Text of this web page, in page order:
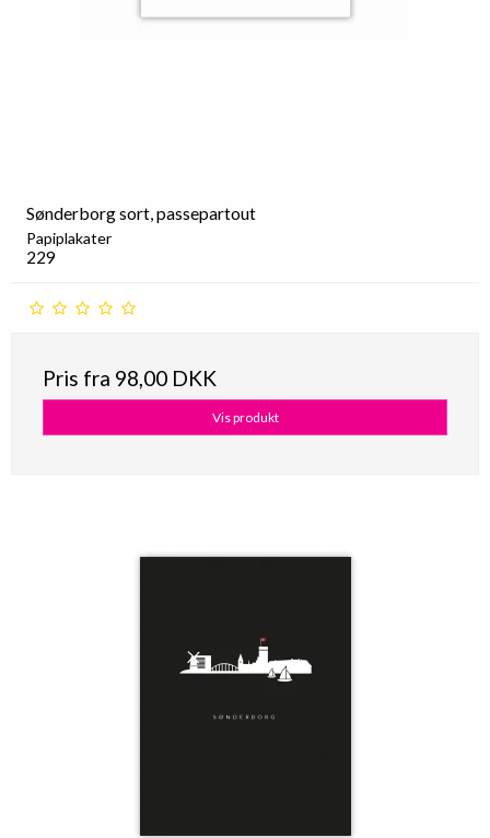
Sønderborg sort, passepartout
Papiplakater
229
Pris fra 98,00 DKK
Vis produkt